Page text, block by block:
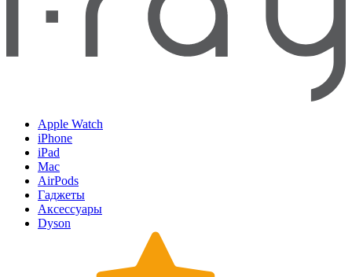
Apple Watch
iPhone
iPad
Mac
AirPods
Гаджеты
Аксессуары
Dyson